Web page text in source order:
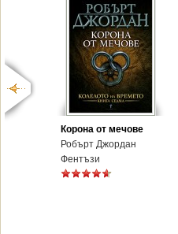
Корона от мечове
Робърт Джордан
Фентъзи